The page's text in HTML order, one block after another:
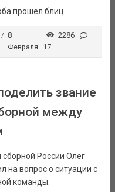
прошел блиц.
/
8
Февраля
2286
17
звание
между
России Олег
на вопрос о ситуации с
команды.